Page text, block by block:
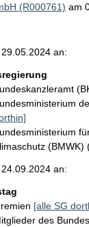
(R000761) am
an:
(BMWK)
an:
[alle SG
des